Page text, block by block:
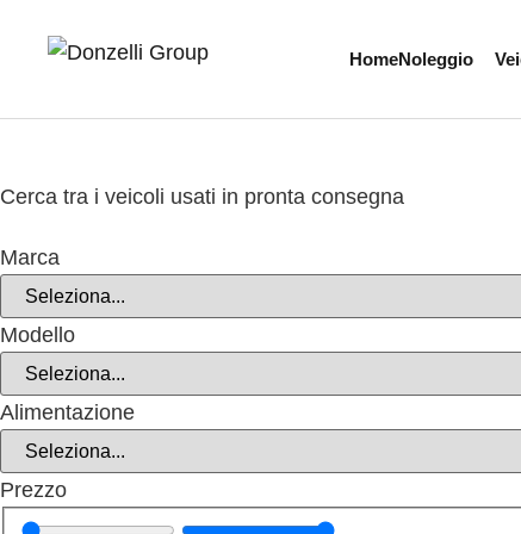
HomeNoleggio
Cerca tra i veicoli usati in pronta consegna
Marca
Modello
Alimentazione
Prezzo